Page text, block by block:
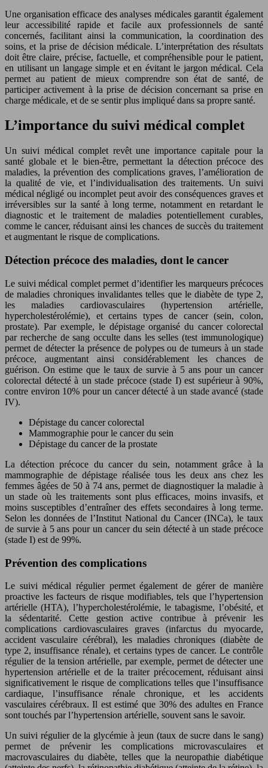
Une organisation efficace des analyses médicales garantit également
leur accessibilité rapide et facile aux professionnels de santé
concernés, facilitant ainsi la communication, la coordination des
soins, et la prise de décision médicale. L’interprétation des résultats
doit être claire, précise, factuelle, et compréhensible pour le patient,
en utilisant un langage simple et en évitant le jargon médical. Cela
permet au patient de mieux comprendre son état de santé, de
participer activement à la prise de décision concernant sa prise en
charge médicale, et de se sentir plus impliqué dans sa propre santé.
L’importance du suivi médical complet
Un suivi médical complet revêt une importance capitale pour la
santé globale et le bien-être, permettant la détection précoce des
maladies, la prévention des complications graves, l’amélioration de
la qualité de vie, et l’individualisation des traitements. Un suivi
médical négligé ou incomplet peut avoir des conséquences graves et
irréversibles sur la santé à long terme, notamment en retardant le
diagnostic et le traitement de maladies potentiellement curables,
comme le cancer, réduisant ainsi les chances de succès du traitement
et augmentant le risque de complications.
Détection précoce des maladies, dont le cancer
Le suivi médical complet permet d’identifier les marqueurs précoces
de maladies chroniques invalidantes telles que le diabète de type 2,
les maladies cardiovasculaires (hypertension artérielle,
hypercholestérolémie), et certains types de cancer (sein, colon,
prostate). Par exemple, le dépistage organisé du cancer colorectal
par recherche de sang occulte dans les selles (test immunologique)
permet de détecter la présence de polypes ou de tumeurs à un stade
précoce, augmentant ainsi considérablement les chances de
guérison. On estime que le taux de survie à 5 ans pour un cancer
colorectal détecté à un stade précoce (stade I) est supérieur à 90%,
contre environ 10% pour un cancer détecté à un stade avancé (stade
IV).
Dépistage du cancer colorectal
Mammographie pour le cancer du sein
Dépistage du cancer de la prostate
La détection précoce du cancer du sein, notamment grâce à la
mammographie de dépistage réalisée tous les deux ans chez les
femmes âgées de 50 à 74 ans, permet de diagnostiquer la maladie à
un stade où les traitements sont plus efficaces, moins invasifs, et
moins susceptibles d’entraîner des effets secondaires à long terme.
Selon les données de l’Institut National du Cancer (INCa), le taux
de survie à 5 ans pour un cancer du sein détecté à un stade précoce
(stade I) est de 99%.
Prévention des complications
Le suivi médical régulier permet également de gérer de manière
proactive les facteurs de risque modifiables, tels que l’hypertension
artérielle (HTA), l’hypercholestérolémie, le tabagisme, l’obésité, et
la sédentarité. Cette gestion active contribue à prévenir les
complications cardiovasculaires graves (infarctus du myocarde,
accident vasculaire cérébral), les maladies chroniques (diabète de
type 2, insuffisance rénale), et certains types de cancer. Le contrôle
régulier de la tension artérielle, par exemple, permet de détecter une
hypertension artérielle et de la traiter précocement, réduisant ainsi
significativement le risque de complications telles que l’insuffisance
cardiaque, l’insuffisance rénale chronique, et les accidents
vasculaires cérébraux. Il est estimé que 30% des adultes en France
sont touchés par l’hypertension artérielle, souvent sans le savoir.
Un suivi régulier de la glycémie à jeun (taux de sucre dans le sang)
permet de prévenir les complications microvasculaires et
macrovasculaires du diabète, telles que la neuropathie diabétique